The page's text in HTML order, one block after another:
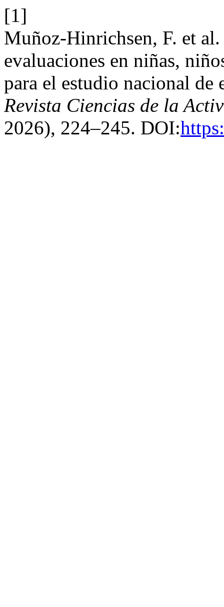
[1]
Muñoz-Hinrichsen, F. et
evaluaciones en niñas,
para el estudio nacional
Revista Ciencias de la
2026), 224–245. DOI: